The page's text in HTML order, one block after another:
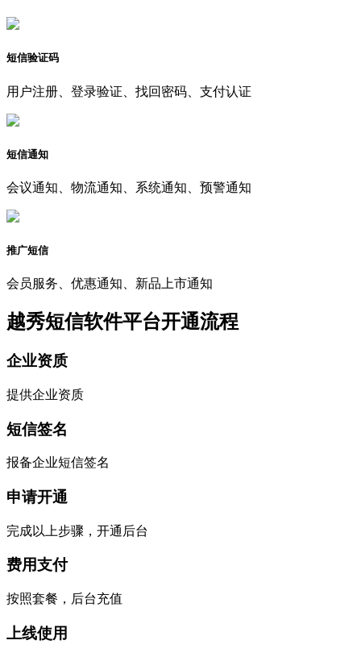
短信验证码
用户注册、登录验证、找回密码、支付认证
短信通知
会议通知、物流通知、系统通知、预警通知
推广短信
会员服务、优惠通知、新品上市通知
越秀短信软件平台开通流程
企业资质
提供企业资质
短信签名
报备企业短信签名
申请开通
完成以上步骤，开通后台
费用支付
按照套餐，后台充值
上线使用